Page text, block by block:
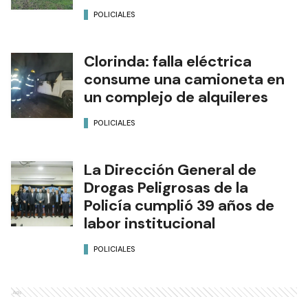
POLICIALES
Clorinda: falla eléctrica
consume una camioneta en
un complejo de alquileres
POLICIALES
La Dirección General de
Drogas Peligrosas de la
Policía cumplió 39 años de
labor institucional
POLICIALES
Ads